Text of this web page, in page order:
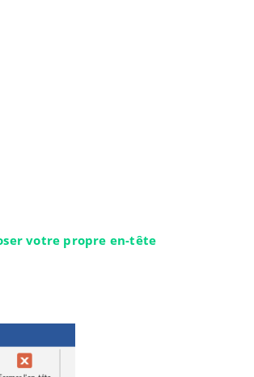
votre propre en-tête